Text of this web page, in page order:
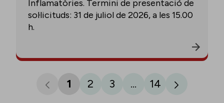
Inflamatòries. Termini de presentació de
sol·licituds: 31 de juliol de 2026, a les 15.00
h.
1 2 3 ... 14